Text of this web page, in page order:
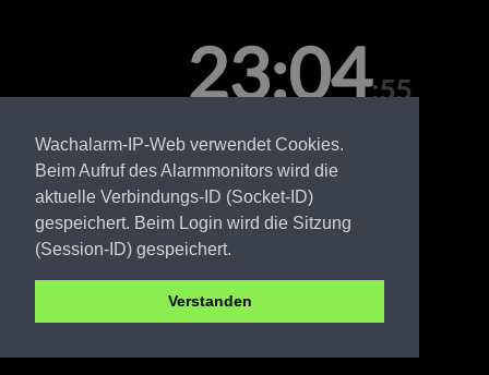
Wachalarm-IP-Web verwendet Cookies.
Beim Aufruf des Alarmmonitors wird die
aktuelle Verbindungs-ID (Socket-ID)
gespeichert. Beim Login wird die Sitzung
(Session-ID) gespeichert.
Verstanden
23:04:55
Freitag, 07. August
OSL FW Großräschen Ost